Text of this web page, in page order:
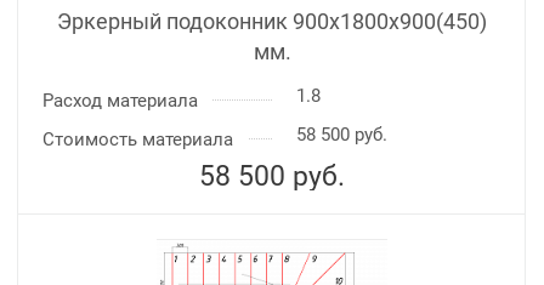
Эркерный подоконник 900х1800х900(450)
мм.
Расход материала
1.8
Стоимость материала
58 500 руб.
58 500 руб.